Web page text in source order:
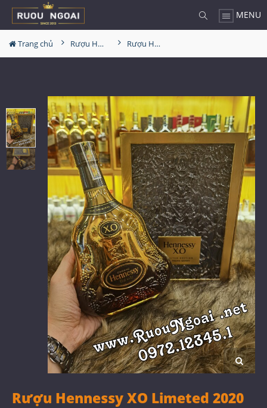
MENU
Trang chủ Rượu Hennessy Rượu Hennessy XO Limeted 2020
Rượu Hennessy XO Limeted 2020